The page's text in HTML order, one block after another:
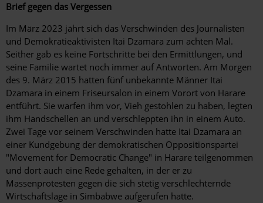
Brief gegen das Vergessen
Im März 2023 jährt sich das Verschwinden des Journalisten
und Demokratieaktivisten Itai Dzamara zum achten Mal.
Seither gab es keine Fortschritte bei den Ermittlungen, und
seine Familie wartet noch immer auf Antworten. Am Morgen
des 9. März 2015 hatten fünf unbekannte Männer Itai
Dzamara in einem Friseursalon in einem Vorort von Harare
entführt. Sie warfen ihm vor, Vieh gestohlen zu haben, legten
ihm Handschellen an und verschleppten ihn in einem Auto.
Zwei Tage vor seinem Verschwinden hatte Itai Dzamara an
einer Kundgebung der demokratischen Oppositionspartei
"Movement for Democratic Change" in Harare teilgenommen
und dort auch eine Rede gehalten, in der er zu
Massenprotesten gegen die sich stetig verschlechternde
Wirtschaftslage in Simbabwe aufgerufen hatte.